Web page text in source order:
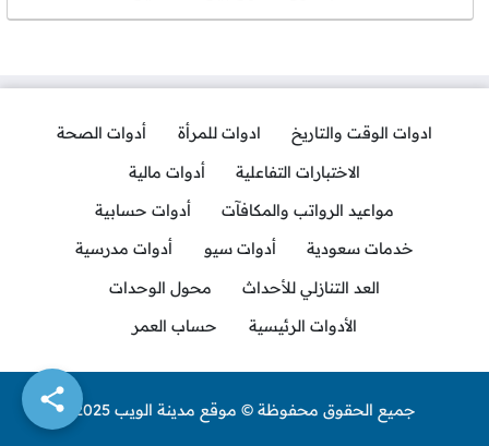
ادوات الوقت والتاريخ ادوات للمرأة
أدوات الصحة
الاختبارات التفاعلية
أدوات مالية
مواعيد الرواتب والمكافآت
أدوات حسابية
خدمات سعودية
أدوات سيو
أدوات مدرسية
العد التنازلي للأحداث
محول الوحدات
الأدوات الرئيسية
حساب العمر
جميع الحقوق محفوظة © موقع مدينة الويب 2025